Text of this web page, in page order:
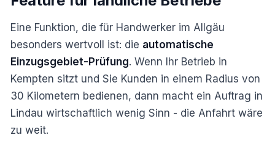
Eine Funktion, die für Handwerker im Allgäu
besonders wertvoll ist: die automatische
Einzugsgebiet-Prüfung. Wenn Ihr Betrieb in
Kempten sitzt und Sie Kunden in einem Radius von
30 Kilometern bedienen, dann macht ein Auftrag in
Lindau wirtschaftlich wenig Sinn - die Anfahrt wäre
zu weit.